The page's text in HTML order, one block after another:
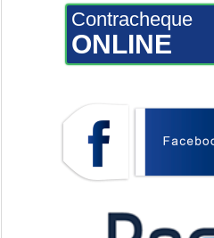
Contracheque
ONLINE